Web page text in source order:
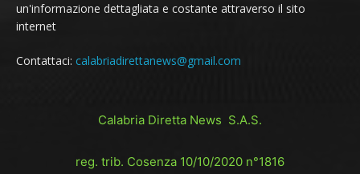
un'informazione dettagliata e costante attraverso il sito
internet
Contattaci: calabriadirettanews@gmail.com
Calabria Diretta News S.A.S.
reg. trib. Cosenza 10/10/2020 n°1816